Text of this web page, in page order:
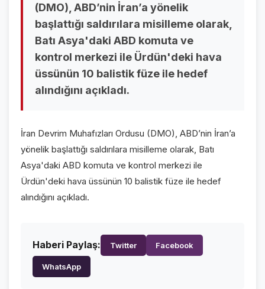
VİDEO GALERİ
KURUMSAL
HAKKIMIZDA
(DMO), ABD’nin İran’a yönelik
başlattığı saldırılara misilleme olarak,
Batı Asya'daki ABD komuta ve
kontrol merkezi ile Ürdün'deki hava
üssünün 10 balistik füze ile hedef
alındığını açıkladı.
İran Devrim Muhafızları Ordusu (DMO), ABD’nin İran’a
yönelik başlattığı saldırılara misilleme olarak, Batı
Asya'daki ABD komuta ve kontrol merkezi ile
Ürdün'deki hava üssünün 10 balistik füze ile hedef
alındığını açıkladı.
Haberi Paylaş: Twitter Facebook
WhatsApp